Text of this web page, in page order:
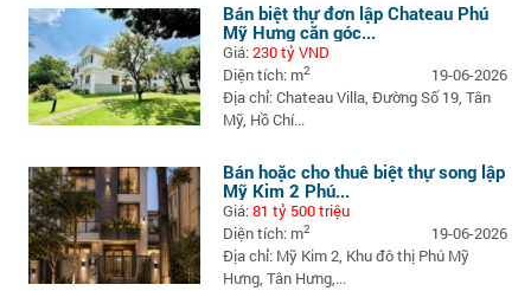
Bán biệt thự đơn lập Chateau Phú
Mỹ Hưng căn góc...
Giá:230 tỷ VND
Diện tích: m2
19-06-2026
Địa chỉ: Chateau Villa, Đường Số 19, Tân
Mỹ, Hồ Chí...
Bán hoặc cho thuê biệt thự song lập
Mỹ Kim 2 Phú...
Giá:81 tỷ 500 triệu
Diện tích: m2
19-06-2026
Địa chỉ: Mỹ Kim 2, Khu đô thị Phú Mỹ
Hưng, Tân Hưng,...